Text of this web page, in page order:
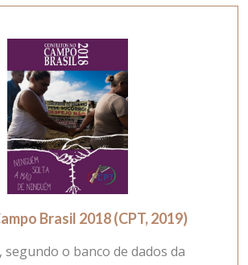
Brasil 2018 (CPT, 2019)
segundo o banco de dados da